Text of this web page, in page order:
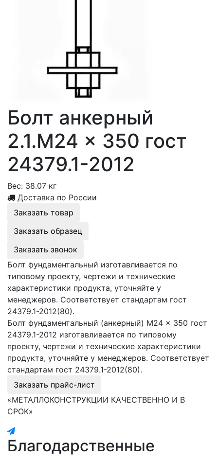
Болт анкерный
2.1.М24 × 350 гост
24379.1-2012
Вес: 38.07 кг
Доставка по России
Заказать товар
Заказать образец
Заказать звонок
Болт фундаментальный изготавливается по
типовому проекту, чертежи и технические
характеристики продукта, уточняйте у
менеджеров. Соответствует стандартам гост
24379.1-2012(80).
Болт фундаментальный (анкерный) М24 × 350 гост
24379.1-2012 изготавливается по типовому
проекту, чертежи и технические характеристики
продукта, уточняйте у менеджеров. Соответствует
стандартам гост 24379.1-2012(80).
Заказать прайс-лист
«МЕТАЛЛОКОНСТРУКЦИИ КАЧЕСТВЕННО И В
СРОК»
Благодарственные